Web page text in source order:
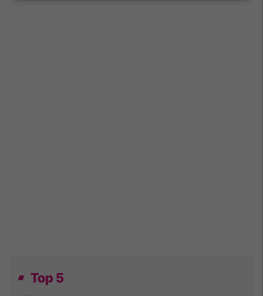
Top 5